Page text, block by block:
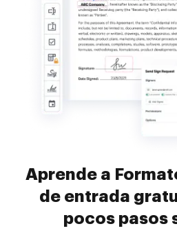
Aprende a
de entrada
pocos pasos